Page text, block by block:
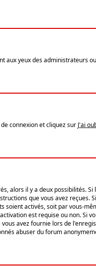
aux yeux des administrateurs
connexion et cliquez sur J'ai
alors il y a deux possibilités. Si
que vous avez reçues.
soient activés, soit par vous-
est requise ou non. Si
avez fournie lors de
abuser du forum